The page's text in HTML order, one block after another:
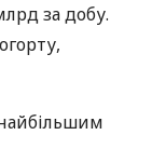
за добу.
найбільшим